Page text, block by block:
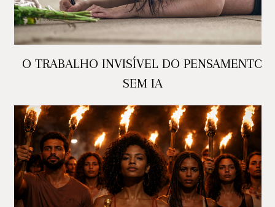
O TRABALHO INVISÍVEL DO PENSAMENTO
SEM IA